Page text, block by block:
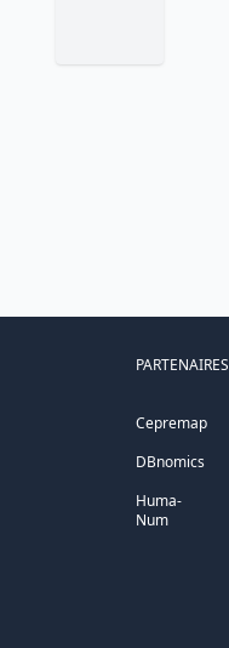
PARTENAIRES
Cepremap
DBnomics
Huma-
Num